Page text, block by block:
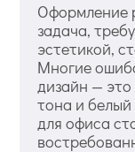
Оформление
задача,
эстетикой,
Многие
дизайн — это
тона и
для офиса